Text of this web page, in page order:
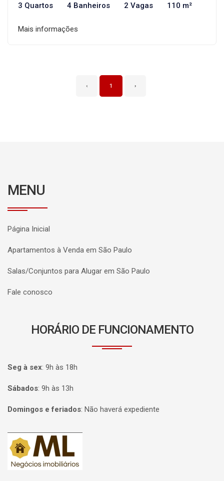
3 Quartos 4 Banheiros 2 Vagas 110 m²
Mais informações
‹ 1 ›
MENU
Página Inicial
Apartamentos à Venda em São Paulo
Salas/Conjuntos para Alugar em São Paulo
Fale conosco
HORÁRIO DE FUNCIONAMENTO
Seg à sex: 9h às 18h
Sábados: 9h às 13h
Domingos e feriados: Não haverá expediente
Página inicial